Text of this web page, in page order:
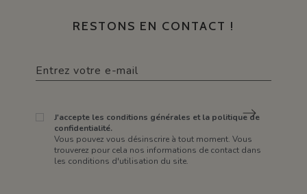
RESTONS EN CONTACT !
J'accepte les conditions générales et la politique de
confidentialité.
Vous pouvez vous désinscrire à tout moment. Vous
trouverez pour cela nos informations de contact dans
les conditions d'utilisation du site.